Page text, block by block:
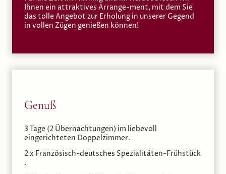
Ihnen ein attraktives Arrange-ment, mit dem Sie
das tolle Angebot zur Erholung in unserer Gegend
in vollen Zügen genießen können!
Genuß
3 Tage (2 Übernachtungen) im liebevoll
eingerichteten Doppelzimmer.
2 x Französisch-deutsches Spezialitäten-Frühstück
.